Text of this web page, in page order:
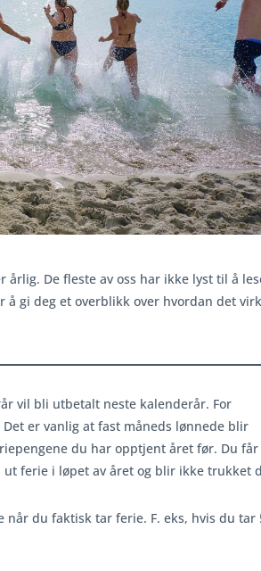
De fleste av oss har ikke lyst til å
gi deg et overblikk over hvordan det
vil bli utbetalt neste kalenderår. For
er vanlig at fast måneds lønnede blir
du har opptjent året før. Du får
ferie i løpet av året og blir ikke trukket
du faktisk tar ferie. F. eks, hvis du tar